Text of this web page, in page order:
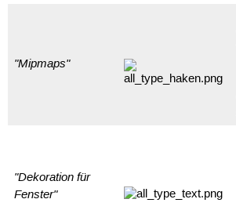
"Mipmaps"
"Dekoration für
Fenster"